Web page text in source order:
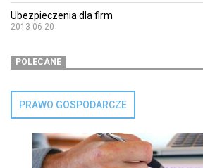
Ubezpieczenia dla firm
2013-06-20
POLECANE
PRAWO GOSPODARCZE